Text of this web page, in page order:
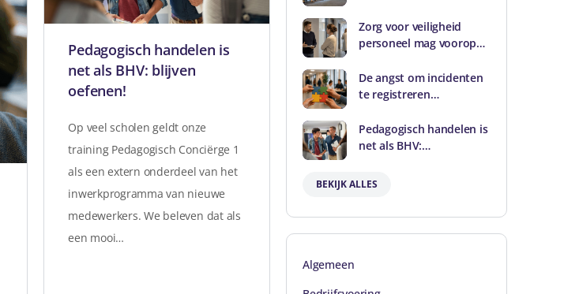
Pedagogisch handelen is
net als BHV: blijven
oefenen!
Op veel scholen geldt onze
training Pedagogisch Conciërge 1
als een extern onderdeel van het
inwerkprogramma van nieuwe
medewerkers. We beleven dat als
een mooi…
Zorg voor veiligheid
personeel mag voorop…
De angst om incidenten
te registreren…
Pedagogisch handelen is
net als BHV:…
BEKIJK ALLES
Algemeen